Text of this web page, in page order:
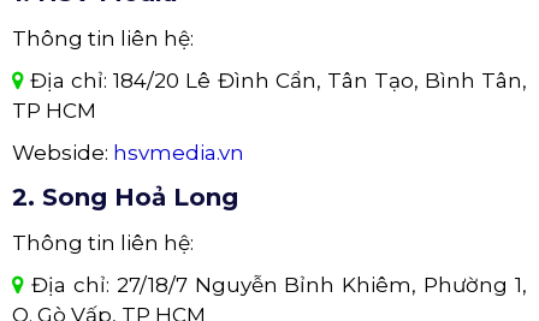
Thông tin liên hệ:
Địa chỉ: 184/20 Lê Đình Cẩn, Tân Tạo, Bình Tân,
TP HCM
Webside: hsvmedia.vn
2. Song Hoả Long
Thông tin liên hệ:
Địa chỉ: 27/18/7 Nguyễn Bỉnh Khiêm, Phường 1,
Q. Gò Vấp, TP HCM